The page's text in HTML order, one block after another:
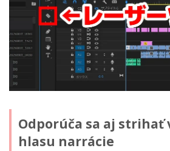
Odporúča sa aj strihať
hlasu narrácie